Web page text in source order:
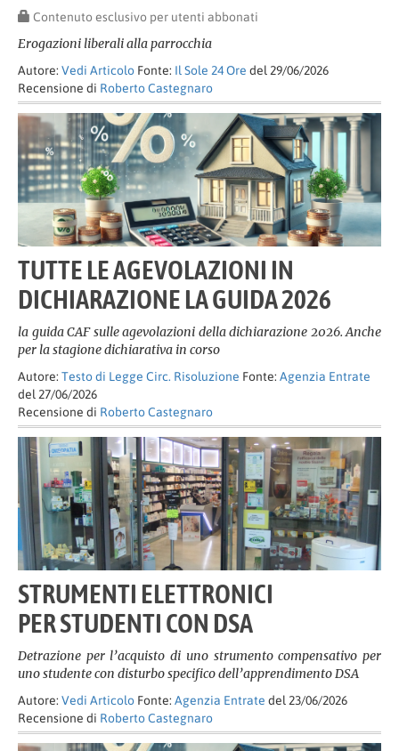
Contenuto esclusivo per utenti abbonati
Erogazioni liberali alla parrocchia
Autore: Vedi Articolo Fonte: Il Sole 24 Ore del 29/06/2026
Recensione di Roberto Castegnaro
TUTTE LE AGEVOLAZIONI IN
DICHIARAZIONE LA GUIDA 2026
la guida CAF sulle agevolazioni della dichiarazione 2026. Anche
per la stagione dichiarativa in corso
Autore: Testo di Legge Circ. Risoluzione Fonte: Agenzia Entrate
del 27/06/2026
Recensione di Roberto Castegnaro
STRUMENTI ELETTRONICI
PER STUDENTI CON DSA
Detrazione per l’acquisto di uno strumento compensativo per
uno studente con disturbo specifico dell’apprendimento DSA
Autore: Vedi Articolo Fonte: Agenzia Entrate del 23/06/2026
Recensione di Roberto Castegnaro